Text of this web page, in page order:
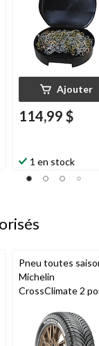
Ajouter
114,99 $
1 en stock
Pneu toutes
Michelin
CrossClimate 2
et multisegments